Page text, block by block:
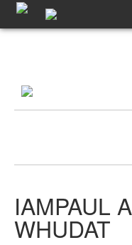
IAMPAUL
WHUDAT